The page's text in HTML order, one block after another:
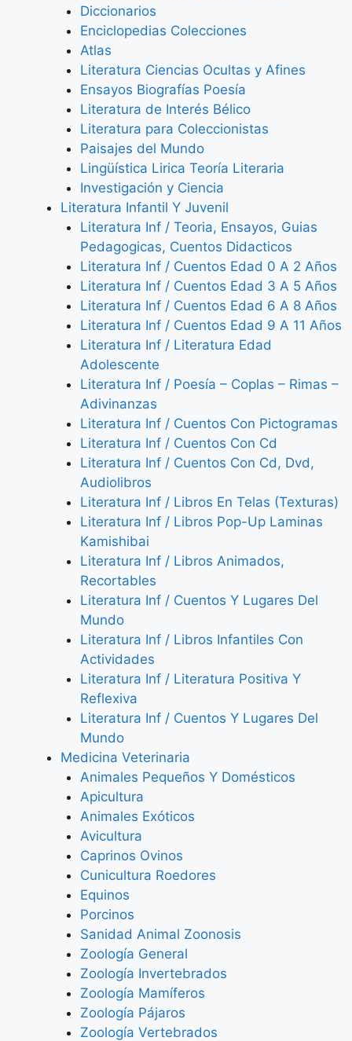
Diccionarios
Enciclopedias Colecciones
Atlas
Literatura Ciencias Ocultas y Afines
Ensayos Biografías Poesía
Literatura de Interés Bélico
Literatura para Coleccionistas
Paisajes del Mundo
Lingüística Lirica Teoría Literaria
Investigación y Ciencia
Literatura Infantil Y Juvenil
Literatura Inf / Teoria, Ensayos, Guias
Pedagogicas, Cuentos Didacticos
Literatura Inf / Cuentos Edad 0 A 2 Años
Literatura Inf / Cuentos Edad 3 A 5 Años
Literatura Inf / Cuentos Edad 6 A 8 Años
Literatura Inf / Cuentos Edad 9 A 11 Años
Literatura Inf / Literatura Edad
Adolescente
Literatura Inf / Poesía – Coplas – Rimas –
Adivinanzas
Literatura Inf / Cuentos Con Pictogramas
Literatura Inf / Cuentos Con Cd
Literatura Inf / Cuentos Con Cd, Dvd,
Audiolibros
Literatura Inf / Libros En Telas (Texturas)
Literatura Inf / Libros Pop-Up Laminas
Kamishibai
Literatura Inf / Libros Animados,
Recortables
Literatura Inf / Cuentos Y Lugares Del
Mundo
Literatura Inf / Libros Infantiles Con
Actividades
Literatura Inf / Literatura Positiva Y
Reflexiva
Literatura Inf / Cuentos Y Lugares Del
Mundo
Medicina Veterinaria
Animales Pequeños Y Domésticos
Apicultura
Animales Exóticos
Avicultura
Caprinos Ovinos
Cunicultura Roedores
Equinos
Porcinos
Sanidad Animal Zoonosis
Zoología General
Zoología Invertebrados
Zoología Mamíferos
Zoología Pájaros
Zoología Vertebrados